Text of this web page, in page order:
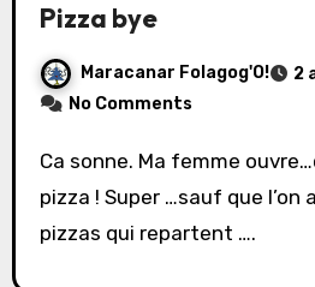
Pizza bye
Maracanar Folagog'O!
2
No Comments
Ca sonne. Ma femme ouvre…c’est le livreur de
pizza ! Super …sauf que l’on
pizzas qui repartent ….